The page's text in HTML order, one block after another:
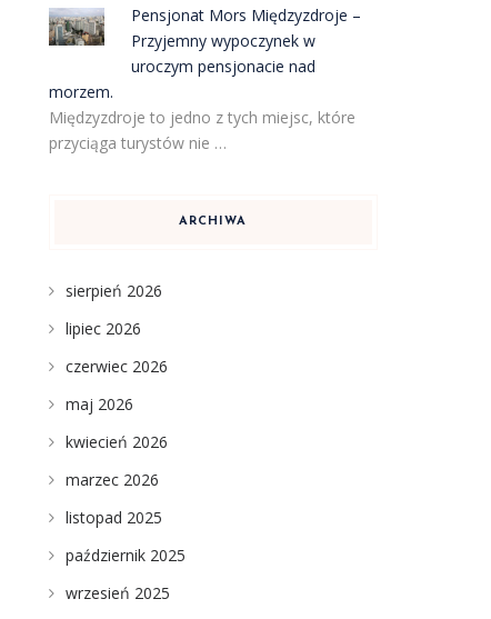
Pensjonat Mors Międzyzdroje –
Przyjemny wypoczynek w
uroczym pensjonacie nad
morzem.
Międzyzdroje to jedno z tych miejsc, które
przyciąga turystów nie …
ARCHIWA
sierpień 2026
lipiec 2026
czerwiec 2026
maj 2026
kwiecień 2026
marzec 2026
listopad 2025
październik 2025
wrzesień 2025